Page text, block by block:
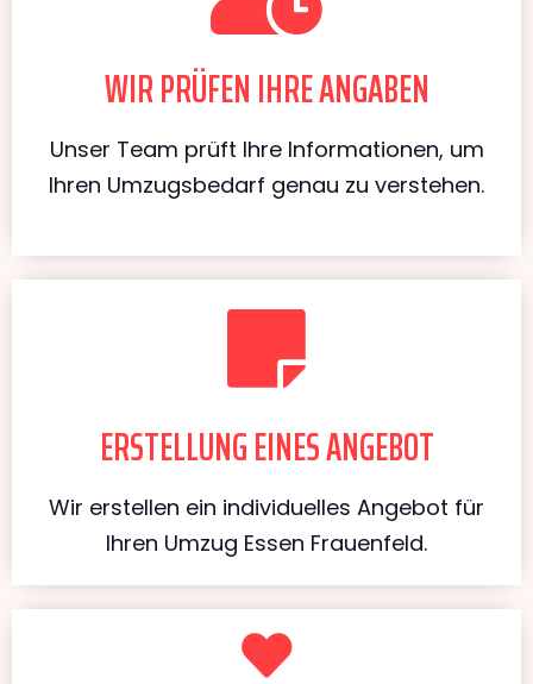
WIR PRÜFEN IHRE ANGABEN
Unser Team prüft Ihre Informationen, um
Ihren Umzugsbedarf genau zu verstehen.
ERSTELLUNG EINES ANGEBOT
Wir erstellen ein individuelles Angebot für
Ihren Umzug Essen Frauenfeld.